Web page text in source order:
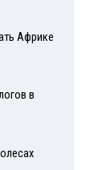
Африке
в